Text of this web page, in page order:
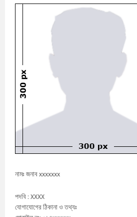
নামঃ জনাব xxxxxxx
পদবি : XXXX
যোগাযোগের ঠিকানা ও তথ্যঃ